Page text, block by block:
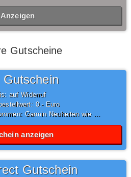
Anzeigen
Gutscheine
auf Widerruf
0,- Euro
Garmin Neuheiten wie Serie Fenix 7, Epix und Venu 2
anzeigen
Gutschein